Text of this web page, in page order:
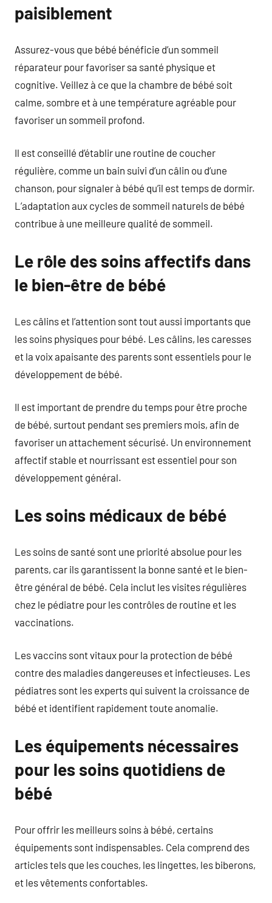
paisiblement
Assurez-vous que bébé bénéficie d’un sommeil
réparateur pour favoriser sa santé physique et
cognitive. Veillez à ce que la chambre de bébé soit
calme, sombre et à une température agréable pour
favoriser un sommeil profond.
Il est conseillé d’établir une routine de coucher
régulière, comme un bain suivi d’un câlin ou d’une
chanson, pour signaler à bébé qu’il est temps de dormir.
L’adaptation aux cycles de sommeil naturels de bébé
contribue à une meilleure qualité de sommeil.
Le rôle des soins affectifs dans
le bien-être de bébé
Les câlins et l’attention sont tout aussi importants que
les soins physiques pour bébé. Les câlins, les caresses
et la voix apaisante des parents sont essentiels pour le
développement de bébé.
Il est important de prendre du temps pour être proche
de bébé, surtout pendant ses premiers mois, afin de
favoriser un attachement sécurisé. Un environnement
affectif stable et nourrissant est essentiel pour son
développement général.
Les soins médicaux de bébé
Les soins de santé sont une priorité absolue pour les
parents, car ils garantissent la bonne santé et le bien-
être général de bébé. Cela inclut les visites régulières
chez le pédiatre pour les contrôles de routine et les
vaccinations.
Les vaccins sont vitaux pour la protection de bébé
contre des maladies dangereuses et infectieuses. Les
pédiatres sont les experts qui suivent la croissance de
bébé et identifient rapidement toute anomalie.
Les équipements nécessaires
pour les soins quotidiens de
bébé
Pour offrir les meilleurs soins à bébé, certains
équipements sont indispensables. Cela comprend des
articles tels que les couches, les lingettes, les biberons,
et les vêtements confortables.